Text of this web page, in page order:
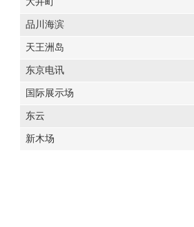
品川海滨
天王洲岛
东京电讯
国际展示场
东云
新木场